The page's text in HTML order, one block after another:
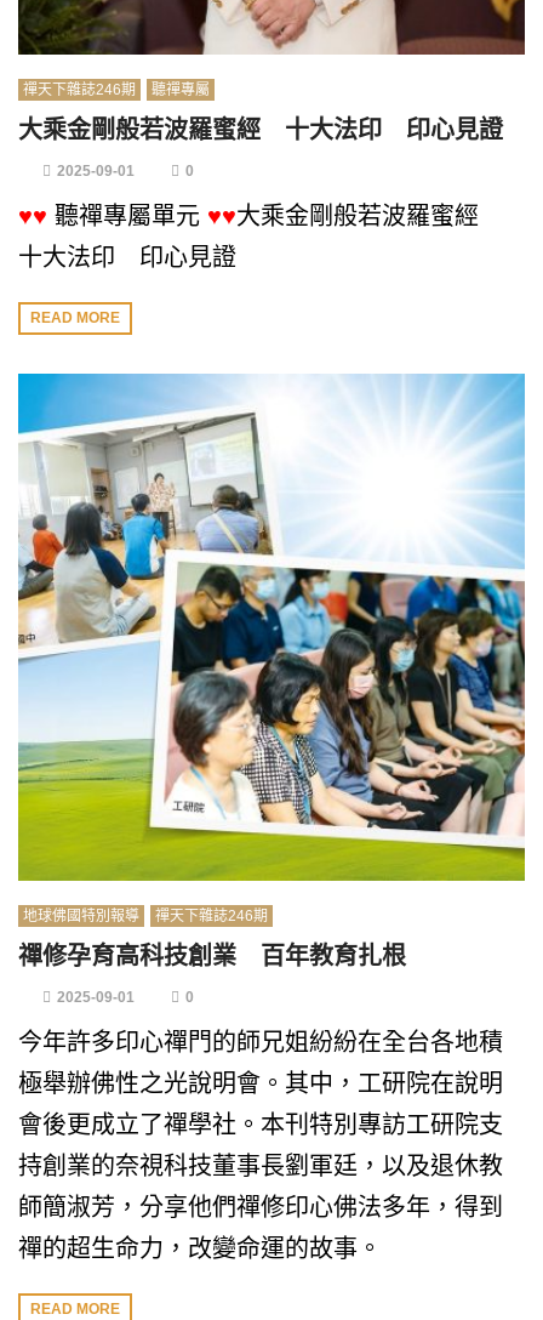
禪天下雜誌246期 聽禪專屬
大乘金剛般若波羅蜜經 十大法印 印心見證
2025-09-01 0
♥♥ 聽禪專屬單元 ♥♥大乘金剛般若波羅蜜經
十大法印 印心見證
READ MORE
地球佛國特別報導 禪天下雜誌246期
禪修孕育高科技創業 百年教育扎根
2025-09-01 0
今年許多印心禪門的師兄姐紛紛在全台各地積
極舉辦佛性之光說明會。其中，工研院在說明
會後更成立了禪學社。本刊特別專訪工研院支
持創業的奈視科技董事長劉軍廷，以及退休教
師簡淑芳，分享他們禪修印心佛法多年，得到
禪的超生命力，改變命運的故事。
READ MORE